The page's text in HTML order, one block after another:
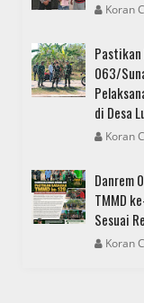
Koran
Pastikan
063/
di Desa
Koran
Danrem
TMMD
Sesuai
Koran